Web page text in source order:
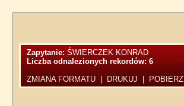
Zapytanie:ŚWIERCZEK KONRAD
Liczba odnalezionych rekordów:6
ZMIANA FORMATU
DRUKUJ POBIERZ